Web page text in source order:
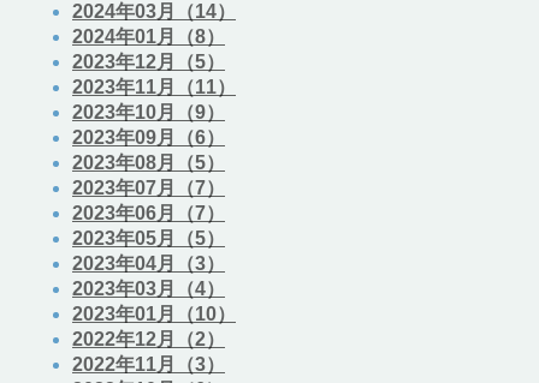
2024年03月（14）
2024年01月（8）
2023年12月（5）
2023年11月（11）
2023年10月（9）
2023年09月（6）
2023年08月（5）
2023年07月（7）
2023年06月（7）
2023年05月（5）
2023年04月（3）
2023年03月（4）
2023年01月（10）
2022年12月（2）
2022年11月（3）